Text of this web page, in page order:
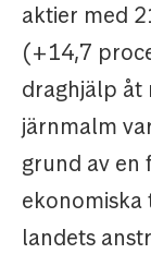
aktier med
(+14,7
draghjälp åt
järnmalm
grund av en
landets